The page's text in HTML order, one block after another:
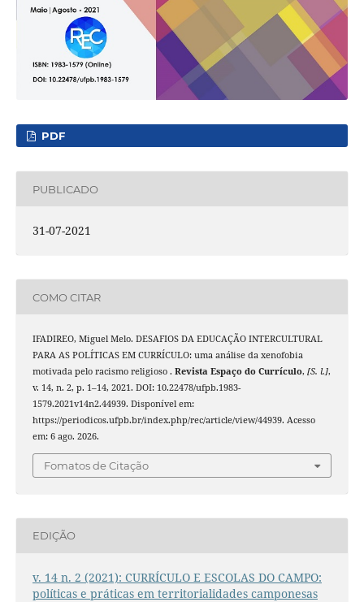
PDF
PUBLICADO
31-07-2021
COMO CITAR
IFADIREO, Miguel Melo. DESAFIOS DA EDUCAÇÃO INTERCULTURAL
PARA AS POLÍTICAS EM CURRÍCULO: uma análise da xenofobia
motivada pelo racismo religioso . Revista Espaço do Currículo, [S. l.],
v. 14, n. 2, p. 1–14, 2021. DOI: 10.22478/ufpb.1983-
1579.2021v14n2.44939. Disponível em:
https://periodicos.ufpb.br/index.php/rec/article/view/44939. Acesso
em: 6 ago. 2026.
Fomatos de Citação
EDIÇÃO
v. 14 n. 2 (2021): CURRÍCULO E ESCOLAS DO CAMPO:
políticas e práticas em territorialidades camponesas